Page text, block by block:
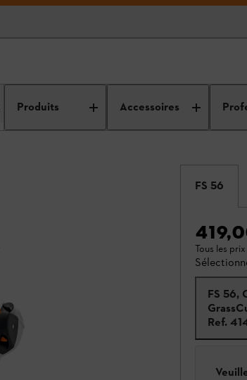
Produits Accessoires
FS 56
Tous les
FS 56,
Ref.